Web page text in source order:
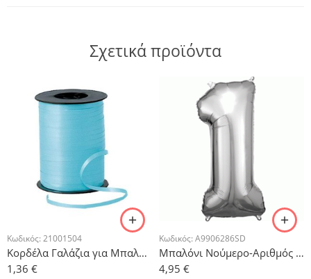
Σχετικά προϊόντα
Κωδικός: 21001504
Κορδέλα Γαλάζια για Μπαλόνια 500μ
1,36 €
Κωδικός: A9906286SD
Μπαλόνι Νούμερο-Αριθμός 1 Ασημί 86x33cm
4,95 €